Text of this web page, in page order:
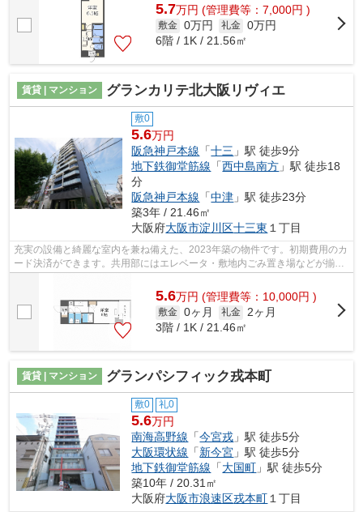
5.7万円 (管理費等：7,000円 )
敷金 0万円 礼金 0万円
6階 / 1K / 21.56㎡
賃貸 | マンション グランカリテ北大阪リヴィエ
敷0
5.6万円
阪急神戸本線 「十三 」駅 徒歩9分
地下鉄御堂筋線 「西中島南方 」駅 徒歩18
分
阪急神戸本線 「中津 」駅 徒歩23分
築3年 / 21.46㎡
大阪府大阪市淀川区十三東 １丁目
充実の設備と綺麗な室内を兼ね備えた、2023年築の物件です。初期費用のカ
ード決済ができます。共用部にはエレベータ・敷地内ごみ置き場などが揃っ
ております。高速なネット回線が導入...
5.6万円 (管理費等：10,000円 )
敷金 0ヶ月 礼金
2ヶ月
3階 / 1K / 21.46㎡
賃貸 | マンション グランパシフィック戎本町
敷0 礼0
5.6万円
南海高野線 「今宮戎 」駅 徒歩5分
大阪環状線 「新今宮 」駅 徒歩5分
地下鉄御堂筋線 「大国町 」駅 徒歩5分
築10年 / 20.31㎡
大阪府大阪市浪速区戎本町１丁目